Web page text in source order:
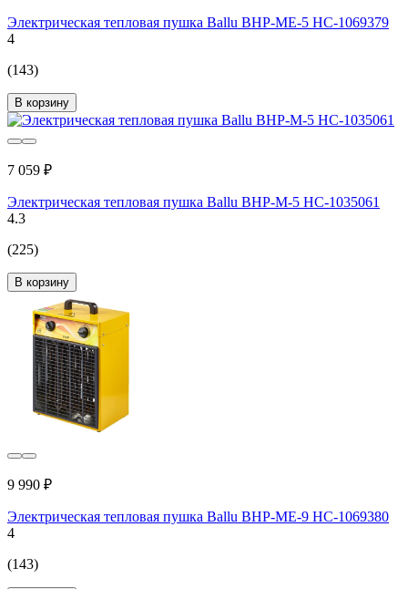
Электрическая тепловая пушка Ballu BHP-ME-5 НС-1069379
4
(143)
В корзину
7 059 ₽
Электрическая тепловая пушка Ballu BHP-M-5 НС-1035061
4.3
(225)
В корзину
9 990 ₽
Электрическая тепловая пушка Ballu BHP-ME-9 НС-1069380
4
(143)